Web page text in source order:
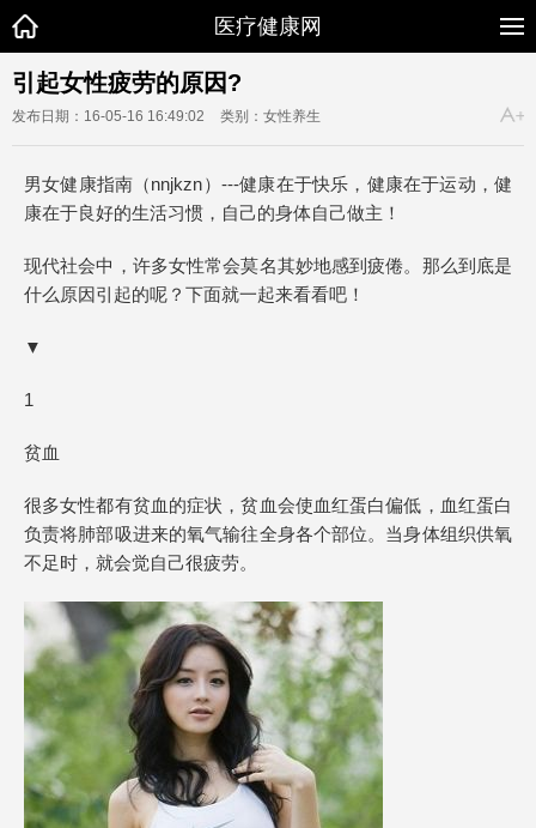
医疗健康网
引起女性疲劳的原因?
发布日期：16-05-16 16:49:02 类别：女性养生
男女健康指南（nnjkzn）---健康在于快乐，健康在于运动，健
康在于良好的生活习惯，自己的身体自己做主！
现代社会中，许多女性常会莫名其妙地感到疲倦。那么到底是
什么原因引起的呢？下面就一起来看看吧！
▼
1
贫血
很多女性都有贫血的症状，贫血会使血红蛋白偏低，血红蛋白
负责将肺部吸进来的氧气输往全身各个部位。当身体组织供氧
不足时，就会觉自己很疲劳。